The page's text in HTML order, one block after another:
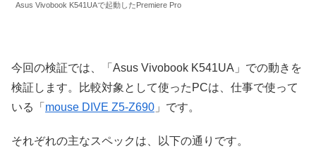
Asus Vivobook K541UAで起動したPremiere Pro
今回の検証では、「Asus Vivobook K541UA」での動きを
検証します。比較対象として使ったPCは、仕事で使って
いる「 mouse DIVE Z5-Z690 」です。
それぞれの主なスペックは、以下の通りです。